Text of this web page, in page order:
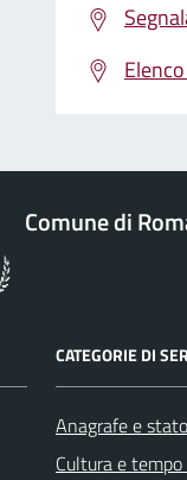
Comune di
CATEGORIE DI
Anagrafe e
Cultura e